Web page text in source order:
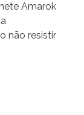
Amarok
não resistir